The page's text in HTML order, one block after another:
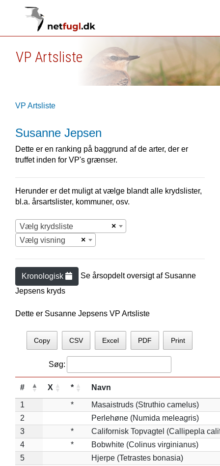
VP Artsliste
VP Artsliste
Susanne Jepsen
Dette er en ranking på baggrund af de arter, der er
truffet inden for VP's grænser.
Herunder er det muligt at vælge blandt alle krydslister,
bl.a. årsartslister, kommuner, osv.
×
Vælg krydsliste
×
Vælg visning
Kronologisk Se årsopdelt oversigt af Susanne
Jepsens kryds
Dette er Susanne Jepsens VP Artsliste
Copy CSV Excel PDF Print
Søg:
# X * Navn
1 *
Masaistruds (Struthio camelus)
2
Perlehøne (Numida meleagris)
3
*
Californisk Topvagtel (Callipepla
4
*
Bobwhite (Colinus virginianus)
5
Hjerpe (Tetrastes bonasia)